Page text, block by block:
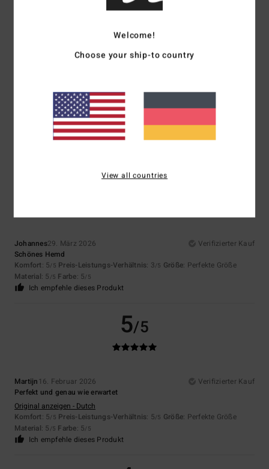
5/5
29. März 2026
Schönes Hemd
/5 Preis-Leistungs-Verhältnis: 3/5 Größe: Perfekte Größe
5
Johannes29. März 2026
Verifizierter Kauf
Schönes Hemd
Komfort: 5/5 Preis-Leistungs-Verhältnis: 3/5 Größe: Perfekte Größe
Material: 5 /5 Farbe: 5/5
Ich empfehle dieses Produkt
5/5
Martijn 16. Februar 2026
Verifizierter Kauf
Perfekt und genau wie erwartet
Original anzeigen - Dutch
Komfort: 5/5 Preis-Leistungs-Verhältnis: 5/5 Größe: Perfekte Größe
Material: 5 /5 Farbe: 5/5
Ich empfehle dieses Produkt
Welcome!
Choose your ship-to country
View all countries